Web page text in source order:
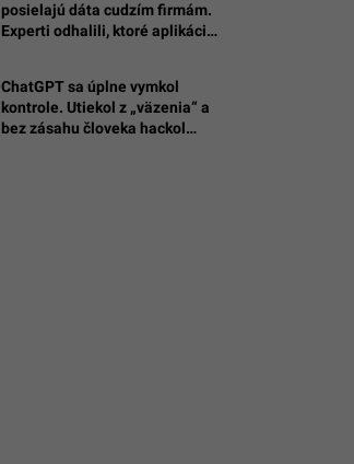
posielajú dáta cudzím firmám.
Experti odhalili, ktoré aplikácie
ChatGPT sa úplne vymkol
kontrole. Utiekol z „väzenia“ a
bez zásahu človeka hackol